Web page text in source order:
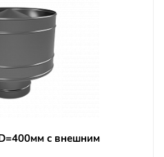
с внешним